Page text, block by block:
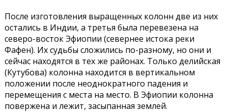
После изготовления выращенных колонн две из них
остались в Индии, а третья была перевезена на
северо-восток Эфиопии (севернее истока реки
Фафен). Их судьбы сложились по-разному, но они и
сейчас находятся в тех же районах. Только делийская
(Кутубова) колонна находится в вертикальном
положении после неоднократного падения и
перемещения с места на место. В Эфиопии колонна
повержена и лежит, засыпанная землей.